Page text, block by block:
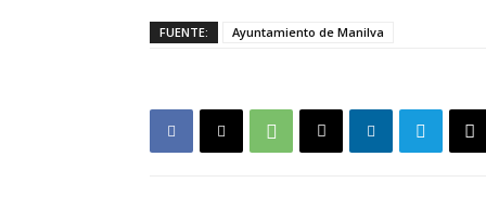
FUENTE: Ayuntamiento de Manilva